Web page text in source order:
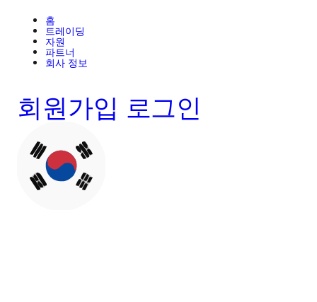
홈
트레이딩
자원
파트너
회사 정보
회원가입 로그인